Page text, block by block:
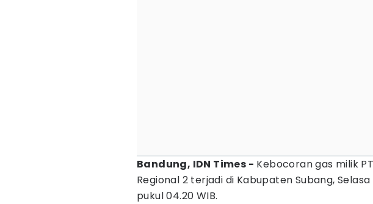
Bandung, IDN Times - Kebocoran gas milik PT
Regional 2 terjadi di Kabupaten Subang,
pukul 04.20 WIB.